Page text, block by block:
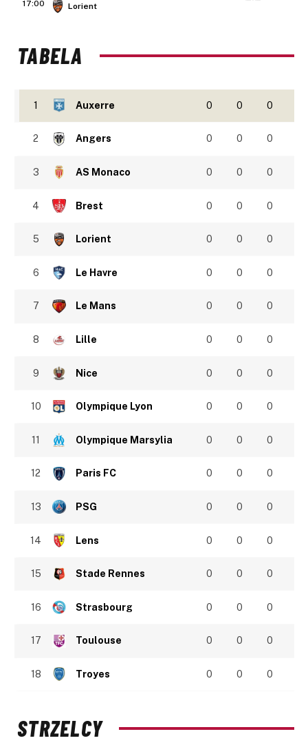
17:00
Lorient
TABELA
1 Auxerre 0 0 0
2 Angers 0 0 0
3 AS Monaco 0 0 0
4 Brest 0 0 0
5 Lorient 0 0 0
6 Le Havre 0 0 0
7 Le Mans 0 0 0
8 Lille 0 0 0
9 Nice 0 0 0
10 Olympique Lyon 0 0 0
11 Olympique Marsylia 0 0 0
12 Paris FC 0 0 0
13 PSG 0 0 0
14 Lens 0 0 0
15 Stade Rennes 0 0 0
16 Strasbourg 0 0 0
17 Toulouse 0 0 0
18 Troyes 0 0 0
STRZELCY